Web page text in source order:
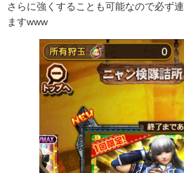
さらに強くすることも可能なので必ず
ますwww